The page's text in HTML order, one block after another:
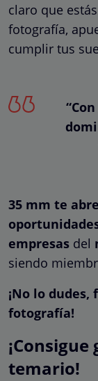
claro que
fotografía,
cumplir tus
35 mm te
empresas del
siendo
¡No lo
fotografía!
temario!